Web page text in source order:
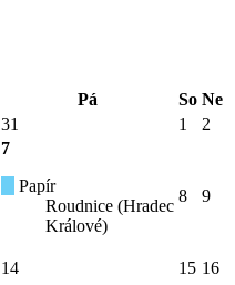
Pá So Ne
31 1 2
7
Papír
Roudnice (Hradec
Králové)
8 9
14 15 16